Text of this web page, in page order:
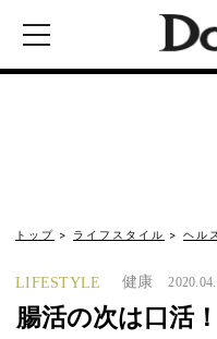
トップ ライフスタイル ヘルス
LIFESTYLE 健康
腸活の次は口活